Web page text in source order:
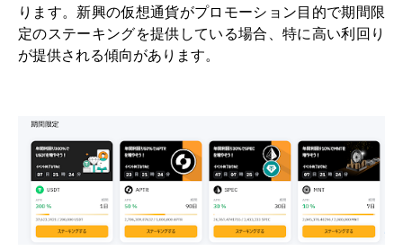
ります。新興の仮想通貨がプロモーション目的で期間限
定のステーキングを提供している場合、特に高い利回り
が提供される傾向があります。